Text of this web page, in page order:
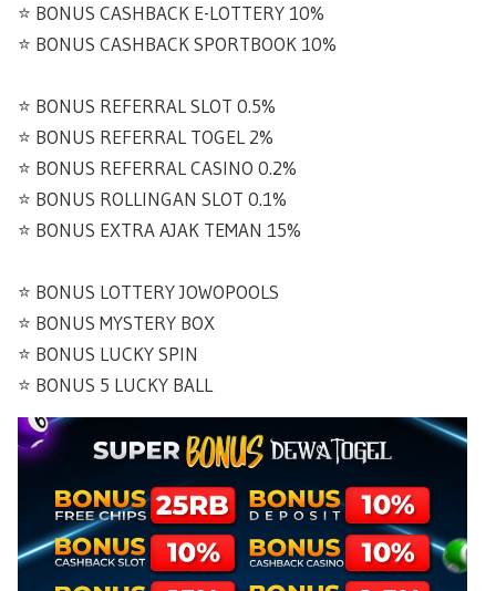
⭐️ BONUS CASHBACK E-LOTTERY 10%
⭐️ BONUS CASHBACK SPORTBOOK 10%
⭐️ BONUS REFERRAL SLOT 0.5%
⭐️ BONUS REFERRAL TOGEL 2%
⭐️ BONUS REFERRAL CASINO 0.2%
⭐️ BONUS ROLLINGAN SLOT 0.1%
⭐️ BONUS EXTRA AJAK TEMAN 15%
⭐️ BONUS LOTTERY JOWOPOOLS
⭐️ BONUS MYSTERY BOX
⭐️ BONUS LUCKY SPIN
⭐️ BONUS 5 LUCKY BALL